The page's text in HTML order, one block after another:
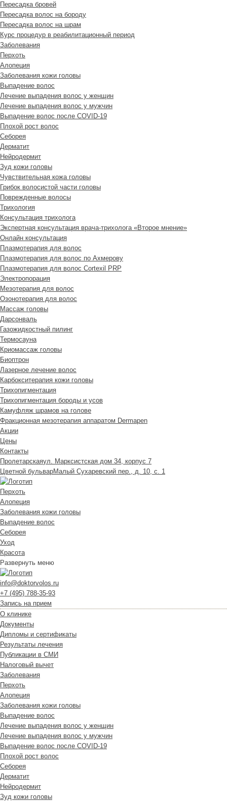
Пересадка бровей
Пересадка волос на бороду
Пересадка волос на шрам
Курс процедур в реабилитационный период
Заболевания
Перхоть
Алопеция
Заболевания кожи головы
Выпадение волос
Лечение выпадения волос у женщин
Лечение выпадения волос у мужчин
Выпадение волос после COVID-19
Плохой рост волос
Cеборея
Дерматит
Нейродермит
Зуд кожи головы
Чувствительная кожа головы
Грибок волосистой части головы
Поврежденные волосы
Трихология
Консультация трихолога
Экспертная консультация врача-трихолога «Второе мнение»
Онлайн консультация
Плазмотерапия для волос
Плазмотерапия для волос по Ахмерову
Плазмотерапия для волос Cortexil PRP
Электропорация
Мезотерапия для волос
Озонотерапия для волос
Массаж головы
Дарсонваль
Газожидкостный пилинг
Термосауна
Криомассаж головы
Биоптрон
Лазерное лечение волос
Карбокситерапия кожи головы
Трихопигментация
Трихопигментация бороды и усов
Камуфляж шрамов на голове
Фракционная мезотерапия аппаратом Dermapen
Акции
Цены
Контакты
Пролетарскаяул. Марксистская дом 34, корпус 7
Цветной бульварМалый Сухаревский пер., д. 10, с. 1
Перхоть
Алопеция
Заболевания кожи головы
Выпадение волос
Cеборея
Уход
Красота
Развернуть меню
info@doktorvolos.ru
+7 (495) 788-35-93
Запись на прием
О клинике
Документы
Дипломы и сертификаты
Результаты лечения
Публикации в СМИ
Налоговый вычет
Заболевания
Перхоть
Алопеция
Заболевания кожи головы
Выпадение волос
Лечение выпадения волос у женщин
Лечение выпадения волос у мужчин
Выпадение волос после COVID-19
Плохой рост волос
Cеборея
Дерматит
Нейродермит
Зуд кожи головы